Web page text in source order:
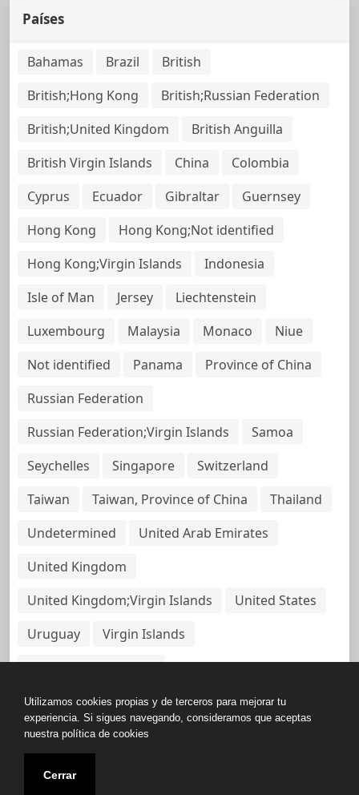
Países
Bahamas Brazil
British
British;Hong Kong
British;Russian Federation
British;United Kingdom
British Anguilla
British Virgin Islands
China
Colombia
Cyprus
Ecuador Gibraltar
Guernsey
Hong Kong
Hong Kong;Not identified
Hong Kong;Virgin Islands
Indonesia
Isle of Man
Jersey
Liechtenstein
Luxembourg
Malaysia Monaco
Niue
Not identified
Panama
Province of China
Russian Federation
Russian Federation;Virgin Islands
Samoa
Seychelles
Singapore
Switzerland
Taiwan
Taiwan, Province of China
Thailand
Undetermined
United Arab Emirates
United Kingdom
United Kingdom;Virgin Islands
United States
Uruguay
Virgin Islands
Virgin Islands, British
Copyright © All rights reserved.
Utilizamos cookies propias y de terceros para mejorar tu
experiencia. Si sigues navegando, consideramos que aceptas
nuestra política de cookies
Cerrar